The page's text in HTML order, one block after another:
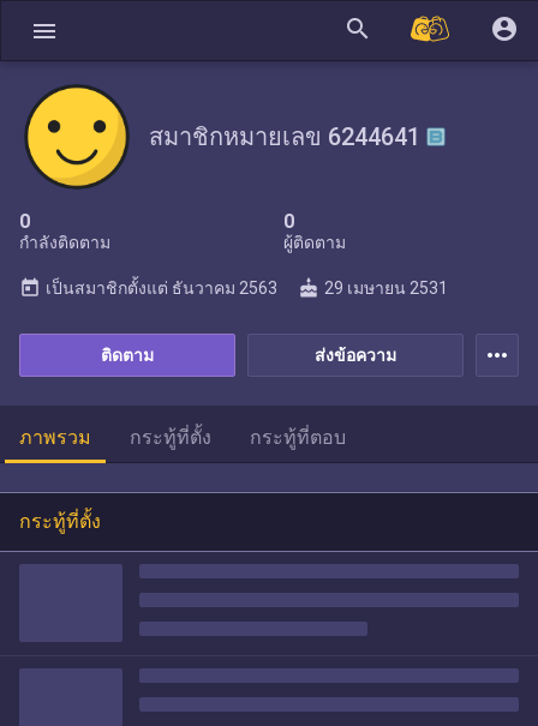
menu search account_circle
สมาชิกหมายเลข 6244641
0
กำลังติดตาม
0
ผู้ติดตาม
ส่งข้อความ
ติดตาม
today เป็นสมาชิกตั้งแต่ ธันวาคม 2563 cake 29 เมษายน 2531
more_horiz
ภาพรวม กระทู้ที่ตั้ง กระทู้ที่ตอบ
กระทู้ที่ตั้ง